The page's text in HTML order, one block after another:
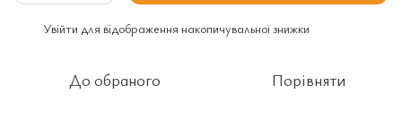
Увійти для відображення накопичувальної знижки
До обраного Порівняти